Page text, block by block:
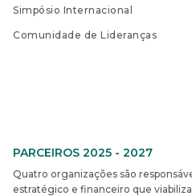
Simpósio Internacional
Comunidade de Lideranças
PARCEIROS 2025 - 2027
Quatro organizações são
estratégico e financeiro que viabiliza